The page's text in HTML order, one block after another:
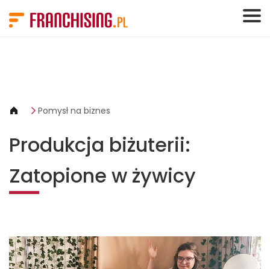
Pomysł na biznes
Produkcja biżuterii:
Zatopione w żywicy